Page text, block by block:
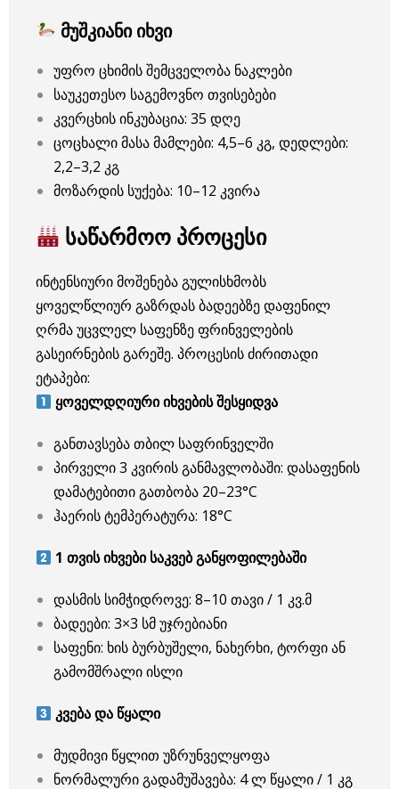
მუშკიანი იხვი
უფრო ცხიმის შემცველობა ნაკლები
საუკეთესო საგემოვნო თვისებები
კვერცხის ინკუბაცია: 35 დღე
ცოცხალი მასა მამლები: 4,5–6 კგ, დედლები:
2,2–3,2 კგ
მოზარდის სუქება: 10–12 კვირა
საწარმოო პროცესი
ინტენსიური მოშენება გულისხმობს
ყოველწლიურ გაზრდას ბადეებზე დაფენილ
ღრმა უცვლელ საფენზე ფრინველების
გასეირნების გარეშე. პროცესის ძირითადი
ეტაპები:
ყოველდღიური იხვების შესყიდვა
განთავსება თბილ საფრინველში
პირველი 3 კვირის განმავლობაში: დასაფენის
დამატებითი გათბობა 20–23°C
ჰაერის ტემპერატურა: 18°C
1 თვის იხვები საკვებ განყოფილებაში
დასმის სიმჭიდროვე: 8–10 თავი / 1 კვ.მ
ბადეები: 3×3 სმ უჯრებიანი
საფენი: ხის ბურბუშელი, ნახერხი, ტორფი ან
გამომშრალი ისლი
კვება და წყალი
მუდმივი წყლით უზრუნველყოფა
ნორმალური გადამუშავება: 4 ლ წყალი / 1 კგ